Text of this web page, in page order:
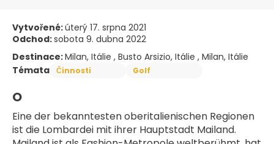
Vytvořené:úterý 17. srpna 2021
Odchod:sobota 9. dubna 2022
Destinace:Milan, Itálie , Busto Arsizio, Itálie , Milan, Itálie
Témata
Činnosti Golf
O
Eine der bekanntesten oberitalienischen Regionen
ist die Lombardei mit ihrer Hauptstadt Mailand.